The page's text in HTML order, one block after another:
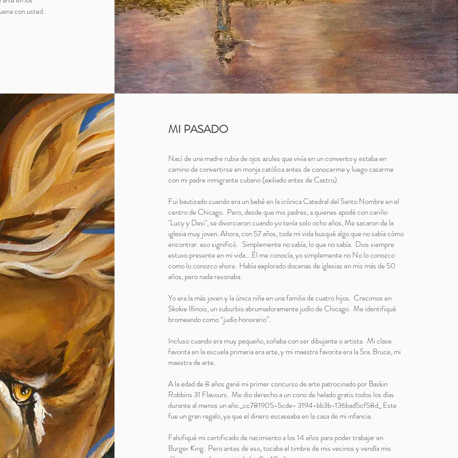
con usted.
MI PASADO
Nací de una madre rubia de ojos azules que vivía en un convento y estaba en
camino de convertirse en monja católica antes de conocerme y luego casarme
con mi padre inmigrante cubano (exiliado antes de Castro).
Fui bautizado cuando era un bebé en la icónica Catedral del Santo Nombre en el
centro de Chicago. Pero, desde que mis padres, a quienes apodé con cariño
"Lucy y Desi", se divorciaron cuando yo tenía solo ocho años, Me sacaron de la
iglesia muy joven. Ahora, con 57 años, toda mi vida busqué algo que no sabía cómo
encontrar. eso significó. Simplemente no sabía, lo que no sabía. Dios siempre
estuvo presente en mi vida... Él me conocía, yo simplemente no No lo conozco
como lo conozco ahora. Había explorado docenas de iglesias en mis más de 50
años, pero nada resonaba.
Yo era la más joven y la única niña en una familia de cuatro hijos. Crecimos en
Skokie Illinois, un suburbio abrumadoramente judío de Chicago. Me identifiqué
bromeando como “judío honorario”.
Incluso cuando era muy pequeño, soñaba con ser dibujante o artista. Mi clase
favorita en la escuela primaria era arte, y mi maestra favorita era la Sra. Bruce, mi
maestra de arte.
A la edad de 8 años gané mi primer concurso de arte patrocinado por Baskin
Robbins 31 Flavours. Me dio derecho a un cono de helado gratis todos los días
durante al menos un año._cc781905-5cde- 3194-bb3b-136bad5cf58d_ Este
fue un gran regalo, ya que el dinero escaseaba en la casa de mi infancia.
Falsifiqué mi certificado de nacimiento a los 14 años para poder trabajar en
Burger King. Pero antes de eso, tocaba el timbre de mis vecinos y vendía mis